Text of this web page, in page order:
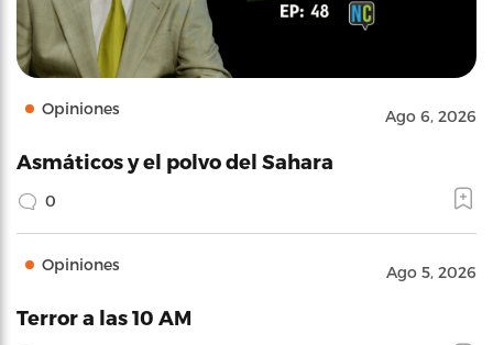
Opiniones Ago 6, 2026
Asmáticos y el polvo del Sahara
0
Opiniones Ago 5, 2026
Terror a las 10 AM